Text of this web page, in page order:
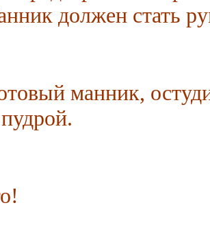
должен стать
манник,